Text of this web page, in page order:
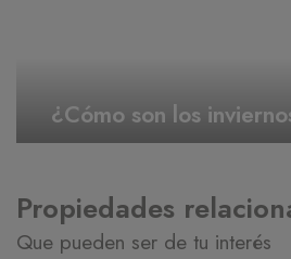
¿Cómo son los
Propiedades
Que pueden ser de tu interés